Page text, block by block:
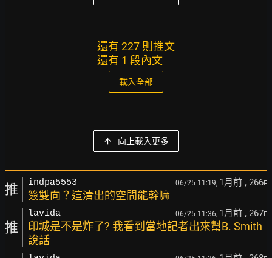
還有 227 則推文
還有 1 段內文
載入全部
向上載入更多
推 indpa5553 06/25 11:19, 1月前 , 266F
簽雙向？這清出的空間能幹嘛
推
lavida 06/25 11:36, 1月前 , 267F
印城是不是炸了? 我看到當地記者出來幫B. Smith
說話